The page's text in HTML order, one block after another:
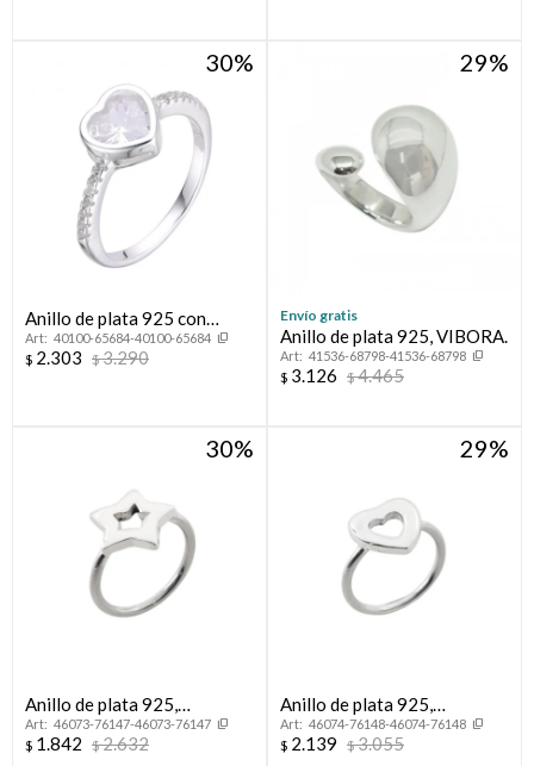
30
Anillo de plata 925 con
circonias.
40100-65684-40100-65684
$ 2.303 $3.290
29
Envío gratis
Anillo de plata 925, VIBORA.
41536-68798-41536-68798
$ 3.126 $4.465
30
Anillo de plata 925,
ESTRELLA.
46073-76147-46073-76147
$ 1.842 $2.632
29
Anillo de plata 925,
CORAZON.
46074-76148-46074-76148
$ 2.139 $3.055